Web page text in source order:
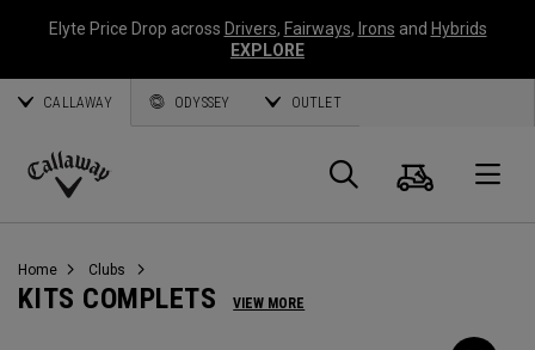
Elyte Price Drop across Drivers, Fairways, Irons and Hybrids
EXPLORE
CALLAWAY ODYSSEY OUTLET
Callaway
Panier
Home Clubs
KITS COMPLETS VIEW MORE